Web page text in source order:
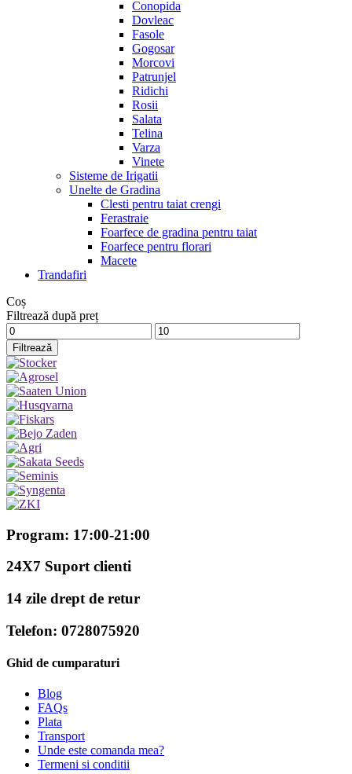
Conopida
Dovleac
Fasole
Gogosar
Morcovi
Patrunjel
Ridichi
Rosii
Salata
Telina
Varza
Vinete
Sisteme de Irigatii
Unelte de Gradina
Clesti pentru taiat crengi
Ferastraie
Foarfece de gradina pentru taiat
Foarfece pentru florari
Macete
Trandafiri
Coș
Filtrează după preț
Preț
minim
Preț
maxim
Filtrează
Program: 17:00-21:00
24X7 Suport clienti
14 zile drept de retur
Telefon: 0728075920
Ghid de cumparaturi
Blog
FAQs
Plata
Transport
Unde este comanda mea?
Termeni si conditii